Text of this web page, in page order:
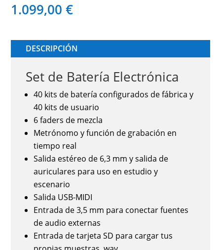
1.099,00€
DESCRIPCIÓN
Set de Batería Electrónica
40 kits de batería configurados de fábrica y
40 kits de usuario
6 faders de mezcla
Metrónomo y función de grabación en
tiempo real
Salida estéreo de 6,3 mm y salida de
auriculares para uso en estudio y
escenario
Salida USB-MIDI
Entrada de 3,5 mm para conectar fuentes
de audio externas
Entrada de tarjeta SD para cargar tus